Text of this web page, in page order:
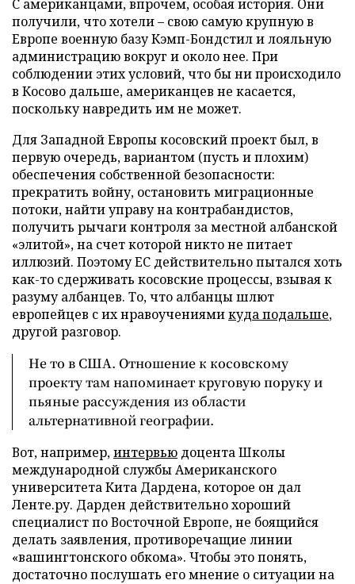
С американцами, впрочем, особая история. Они
получили, что хотели – свою самую крупную в
Европе военную базу Кэмп-Бондстил и лояльную
администрацию вокруг и около нее. При
соблюдении этих условий, что бы ни происходило
в Косово дальше, американцев не касается,
поскольку навредить им не может.
Для Западной Европы косовский проект был, в
первую очередь, вариантом (пусть и плохим)
обеспечения собственной безопасности:
прекратить войну, остановить миграционные
потоки, найти управу на контрабандистов,
получить рычаги контроля за местной албанской
«элитой», на счет которой никто не питает
иллюзий. Поэтому ЕС действительно пытался хоть
как-то сдерживать косовские процессы, взывая к
разуму албанцев. То, что албанцы шлют
европейцев с их нравоучениямикуда подальше,
другой разговор.
Не то в США. Отношение к косовскому
проекту там напоминает круговую поруку и
пьяные рассуждения из области
альтернативной географии.
Вот, например,интервью доцента Школы
международной службы Американского
университета Кита Дардена, которое он дал
Ленте.ру. Дарден действительно хороший
специалист по Восточной Европе, не боящийся
делать заявления, противоречащие линии
«вашингтонского обкома». Чтобы это понять,
достаточно послушать его мнение о ситуации на